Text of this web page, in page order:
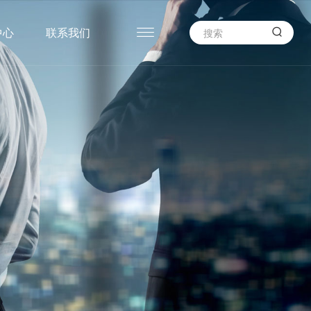
心 联系我们  